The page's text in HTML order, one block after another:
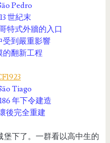
Pedro
世紀末
特式外牆的入口
受到嚴重影響
的翻新工程
Tiago
年下令建造
後完全重建
下了。一群看以高中生的